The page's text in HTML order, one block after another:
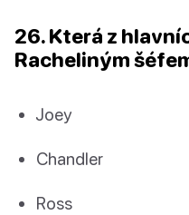
26. Která z
Racheliným
Joey
Chandler
Ross